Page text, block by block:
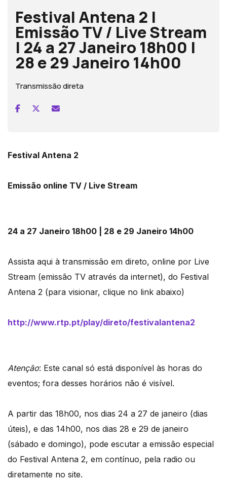
Festival Antena 2 |
Emissão TV / Live Stream
| 24 a 27 Janeiro 18h00 |
28 e 29 Janeiro 14h00
Transmissão direta
Festival Antena 2
Emissão online TV / Live Stream
24 a 27 Janeiro 18h00 | 28 e 29 Janeiro 14h00
Assista aqui à transmissão em direto, online por Live
Stream (emissão TV através da internet), do Festival
Antena 2 (para visionar, clique no link abaixo)
http://www.rtp.pt/play/direto/festivalantena2
Atenção: Este canal só está disponível às horas do
eventos; fora desses horários não é visível.
A partir das 18h00, nos dias 24 a 27 de janeiro (dias
úteis), e das 14h00, nos dias 28 e 29 de janeiro
(sábado e domingo), pode escutar a emissão especial
do Festival Antena 2, em contínuo, pela radio ou
diretamente no site.